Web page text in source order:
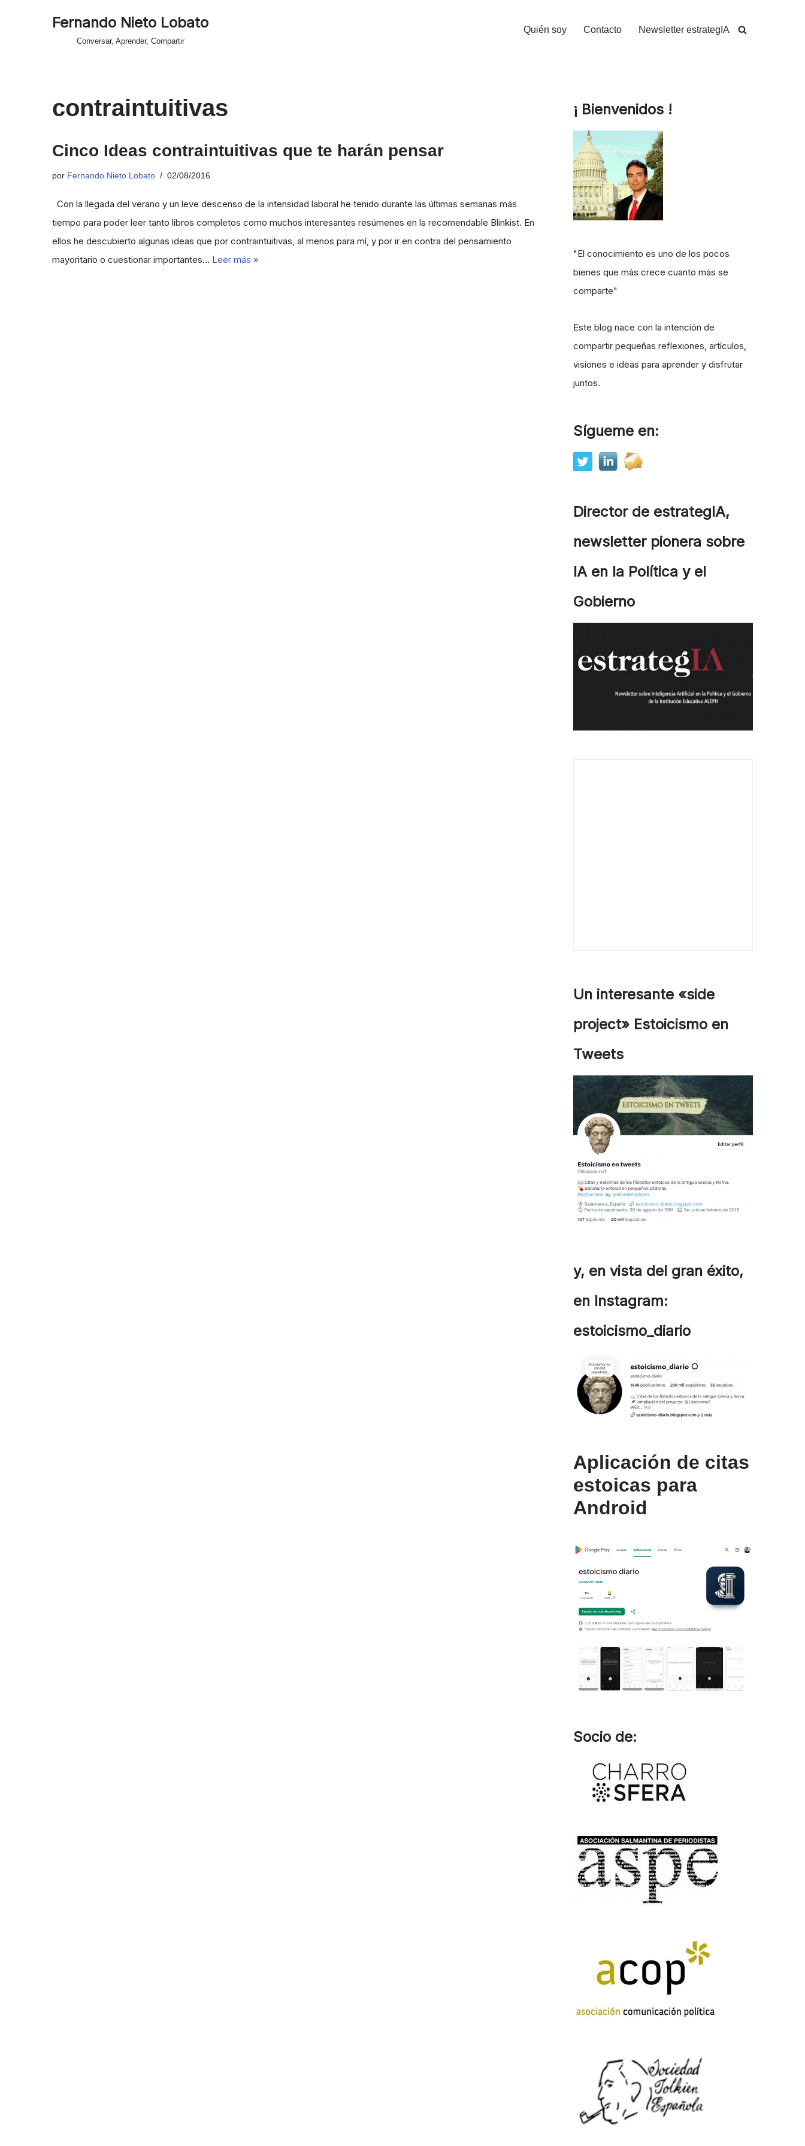
Fernando Nieto Lobato
Conversar, Aprender, Compartir
Quién soy Contacto Newsletter estrategIA
contraintuitivas
Cinco Ideas contraintuitivas que te harán pensar
por Fernando Nieto Lobato 02/08/2016
Con la llegada del verano y un leve descenso de la intensidad laboral he tenido durante las últimas semanas más
tiempo para poder leer tanto libros completos como muchos interesantes resúmenes en la recomendable Blinkist. En
ellos he descubierto algunas ideas que por contraintuitivas, al menos para mí, y por ir en contra del pensamiento
mayoritario o cuestionar importantes… Leer más »
¡ Bienvenidos !
"El conocimiento es uno de los pocos
bienes que más crece cuanto más se
comparte"
Este blog nace con la intención de
compartir pequeñas reflexiones, artículos,
visiones e ideas para aprender y disfrutar
juntos.
Sígueme en:
Director de estrategIA,
newsletter pionera sobre
IA en la Política y el
Gobierno
Un interesante «side
project» Estoicismo en
Tweets
y, en vista del gran éxito,
en Instagram:
estoicismo_diario
Aplicación de citas
estoicas para
Android
Socio de: